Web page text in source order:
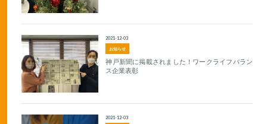
お知らせ
2021-12-03
神戸新聞に掲載されました！ワークライフバラン
ス企業表彰
2021-12-03